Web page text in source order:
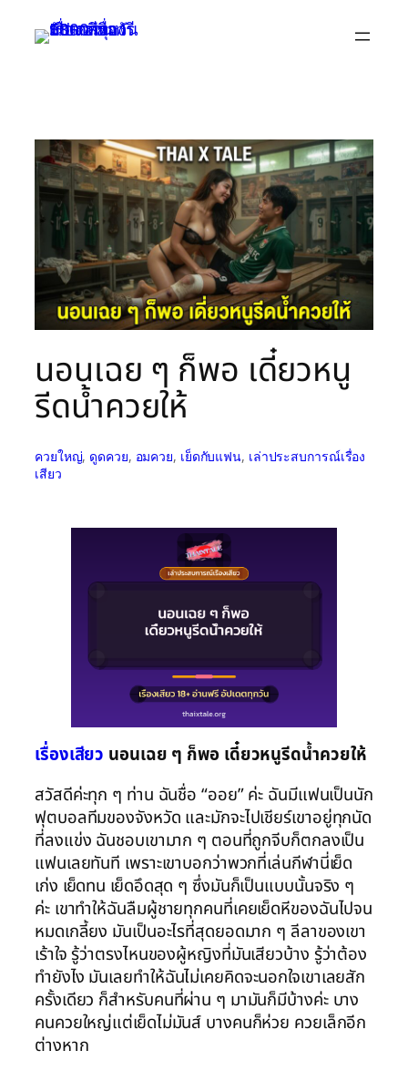
นอนเฉย ๆ ก็พอ เดี๋ยวหนู
รีดน้ำควยให้
ควยใหญ่, ดูดควย, อมควย, เย็ดกับแฟน, เล่าประสบการณ์เรื่อง
เสียว
เรื่องเสียว นอนเฉย ๆ ก็พอ เดี๋ยวหนูรีดน้ำควยให้
สวัสดีค่ะทุก ๆ ท่าน ฉันชื่อ “ออย” ค่ะ ฉันมีแฟนเป็นนัก
ฟุตบอลทีมของจังหวัด และมักจะไปเชียร์เขาอยู่ทุกนัด
ที่ลงแข่ง ฉันชอบเขามาก ๆ ตอนที่ถูกจีบก็ตกลงเป็น
แฟนเลยทันที เพราะเขาบอกว่าพวกที่เล่นกีฬานี่เย็ด
เก่ง เย็ดทน เย็ดอึดสุด ๆ ซึ่งมันก็เป็นแบบนั้นจริง ๆ
ค่ะ เขาทำให้ฉันลืมผู้ชายทุกคนที่เคยเย็ดหีของฉันไปจน
หมดเกลี้ยง มันเป็นอะไรที่สุดยอดมาก ๆ ลีลาของเขา
เร้าใจ รู้ว่าตรงไหนของผู้หญิงที่มันเสียวบ้าง รู้ว่าต้อง
ทำยังไง มันเลยทำให้ฉันไม่เคยคิดจะนอกใจเขาเลยสัก
ครั้งเดียว ก็สำหรับคนที่ผ่าน ๆ มามันก็มีบ้างค่ะ บาง
คนควยใหญ่แต่เย็ดไม่มันส์ บางคนก็ห่วย ควยเล็กอีก
ต่างหาก